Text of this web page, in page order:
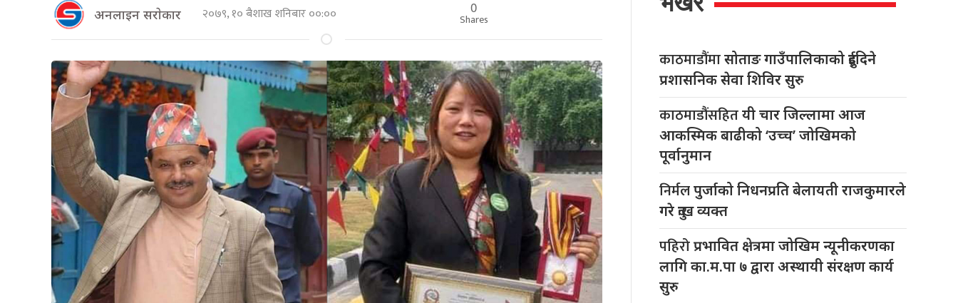
अनलाइन सराेकार २०७९, १० बैशाख शनिबार ००:०० 0
Shares
काठमाडौंमासोताङ गाउँपालिकाको दुईदिने
प्रशासनिक सेवा शिविर सुरु
काठमाडौंसहितयी चार जिल्लामा आज
आकस्मिक बाढीको ‘उच्च’ जोखिमको
पूर्वानुमान
निर्मलपुर्जाको निधनप्रति बेलायती राजकुमारले
गरे दुःख व्यक्त
पहिरोप्रभावित क्षेत्रमा जोखिम न्यूनीकरणका
लागि का.म.पा ७ द्वारा अस्थायी संरक्षण कार्य
सुरु